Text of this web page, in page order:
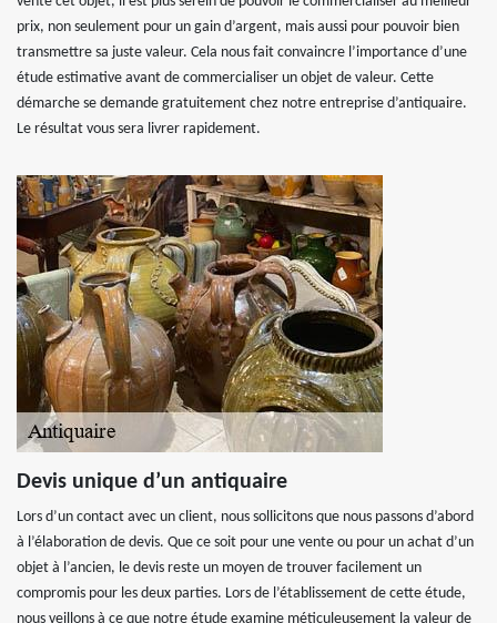
prix, non seulement pour un gain d’argent, mais aussi pour pouvoir bien
transmettre sa juste valeur. Cela nous fait convaincre l’importance d’une
étude estimative avant de commercialiser un objet de valeur. Cette
démarche se demande gratuitement chez notre entreprise d’antiquaire.
Le résultat vous sera livrer rapidement.
Devis unique d’un antiquaire
Lors d’un contact avec un client, nous sollicitons que nous passons d’abord
à l’élaboration de devis. Que ce soit pour une vente ou pour un achat d’un
objet à l’ancien, le devis reste un moyen de trouver facilement un
compromis pour les deux parties. Lors de l’établissement de cette étude,
nous veillons à ce que notre étude examine méticuleusement la valeur de